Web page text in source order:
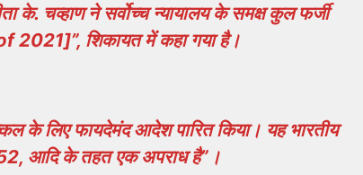
के. चव्हाण ने सर्वोच्च न्यायालय के समक्ष कुल फर्जी
2021]”, शिकायत में कहा गया है।
के लिए फायदेमंद आदेश पारित किया। यह भारतीय
आदि के तहत एक अपराध है”।